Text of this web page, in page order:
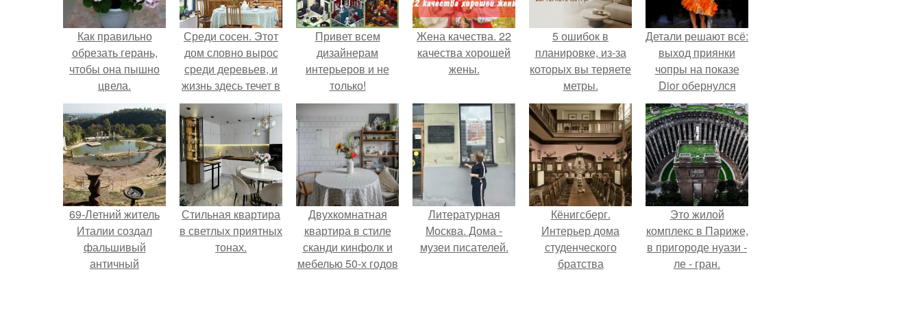
Как правильно
обрезать герань,
чтобы она пышно
цвела.
Среди сосен. Этот
дом словно вырос
среди деревьев, и
жизнь здесь течет в
собственном ритме
- спокойно, без
спешки и лишнего
шума.
Привет всем
дизайнерам
интерьеров и не
только!
Жена качества. 22
качества хорошей
жены.
5 ошибок в
планировке, из-за
которых вы теряете
метры.
Детали решают всё:
выход приянки
чопры на показе
Dior обернулся
шквалом критики
из-за небрежного
пошива.
69-Летний житель
Италии создал
фальшивый
античный
Стильная квартира
в светлых приятных
тонах.
Двухкомнатная
квартира в стиле
сканди кинфолк и
мебелью 50-х годов
Литературная
Москва. Дома -
музеи писателей.
Кёнигсберг.
Интерьер дома
студенческого
братства
Это жилой
комплекс в Париже,
в пригороде нуази -
ле - гран.